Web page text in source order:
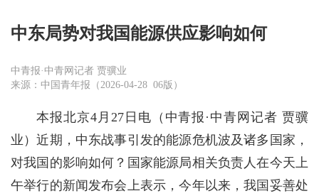
中东局势对我国能源供应影响如何
中青报·中青网记者 贾骥业
来源：中国青年报（2026-04-28 06版）
本报北京4月27日电（中青报·中青网记者 贾骥
业）近期，中东战事引发的能源危机波及诸多国家，
对我国的影响如何？国家能源局相关负责人在今天上
午举行的新闻发布会上表示，今年以来，我国妥善处